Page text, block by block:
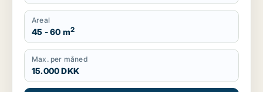
Areal
45 - 60 m2
Max. per måned
15.000 DKK